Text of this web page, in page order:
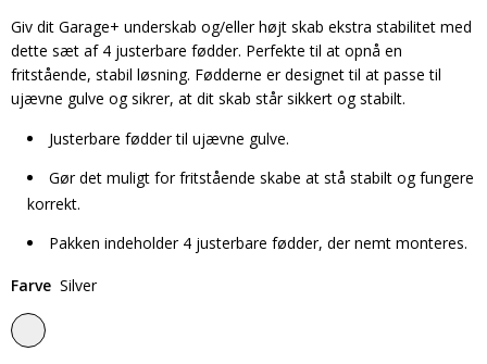
Giv dit Garage+ underskab og/eller højt skab ekstra stabilitet med
dette sæt af 4 justerbare fødder. Perfekte til at opnå en
fritstående, stabil løsning. Fødderne er designet til at passe til
ujævne gulve og sikrer, at dit skab står sikkert og stabilt.
Justerbare fødder til ujævne gulve.
Gør det muligt for fritstående skabe at stå stabilt og fungere
korrekt.
Pakken indeholder 4 justerbare fødder, der nemt monteres.
Farve Silver